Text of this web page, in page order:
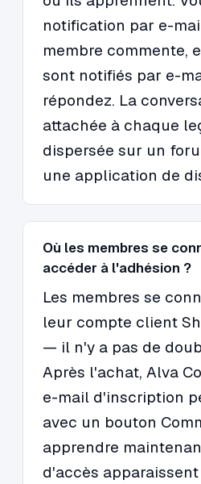
notification par e-
membre commente,
sont notifiés par e-
répondez. La
attachée à chaque
dispersée sur un
une application de
Où les membres se
accéder à l'adhésion ?
Les membres se
leur compte client
— il n'y a pas de
Après l'achat, Alva
e-mail d'inscription
avec un bouton
apprendre
d'accès